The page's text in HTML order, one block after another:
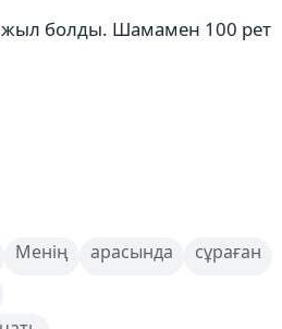
жыл болды. Шамамен 100 рет
Менің арасында
сұраған